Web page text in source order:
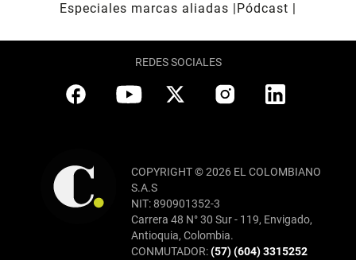
Especiales marcas aliadas
Pódcast
REDES SOCIALES
COPYRIGHT © 2026 EL COLOMBIANO
S.A.S
NIT: 890901352-3
Carrera 48 N° 30 Sur - 119, Envigado,
Antioquia, Colombia.
CONMUTADOR:(57) (604) 3315252